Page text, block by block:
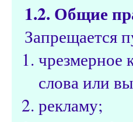
1.2. Общие
Запрещается
чрезмерное
слова или
рекламу;